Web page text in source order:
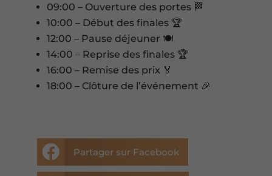
09:00 – Ouverture des portes 🏁
10:00 – Début des finales 🏆
12:00 – Pause déjeuner 🍽️
14:00 – Reprise des finales 🏆
16:00 – Remise des prix 🏅
18:00 – Clôture de l’événement 🎉
 Partager sur Facebook